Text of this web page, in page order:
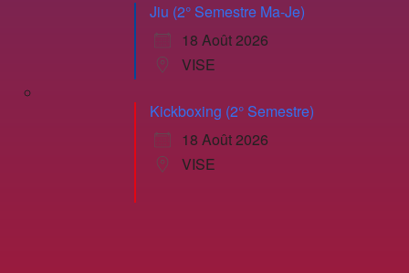
Jiu (2° Semestre Ma-Je)
18 Août 2026
VISE
Kickboxing (2° Semestre)
18 Août 2026
VISE